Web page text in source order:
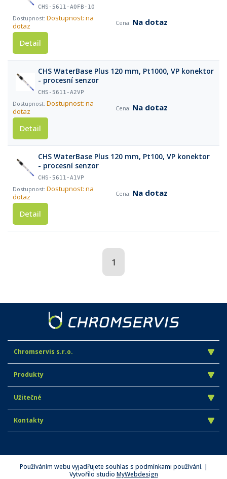
CHS-5611-A0FB-10
Dostupnost: na
dotaz
Na dotaz
Detail
CHS WaterBase Plus 120 mm, Pt1000, VP konektor
- procesní senzor
CHS-5611-A2VP
Dostupnost: na
dotaz
Na dotaz
Detail
CHS WaterBase Plus 120 mm, Pt100, VP konektor
- procesní senzor
CHS-5611-A1VP
Dostupnost: na
dotaz
Na dotaz
Detail
1
Chromservis s.r.o.
Produkty
Užitečné
Kontakty
Používáním webu vyjadřujete souhlas s podmínkami používání. |
Vytvořilo studio MyWebdesign